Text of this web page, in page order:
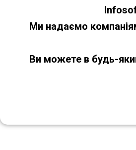
Ми надаємо
Ви можете в будь-